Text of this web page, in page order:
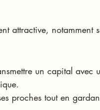
attractive, notamment
un capital avec
proches tout en